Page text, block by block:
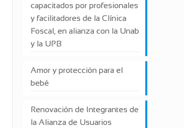
capacitados por profesionales
y facilitadores de la Clínica
Foscal, en alianza con la Unab
y la UPB
Amor y protección para el
bebé
Renovación de Integrantes de
la Alianza de Usuarios